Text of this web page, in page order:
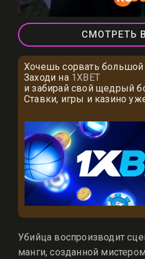
СМОТРЕТЬ В
Хочешь сорвать
Заходи на 1XBET
и забирай свой щедрый
Ставки, игры и казино
Убийца воспроизводит
манги, созданной